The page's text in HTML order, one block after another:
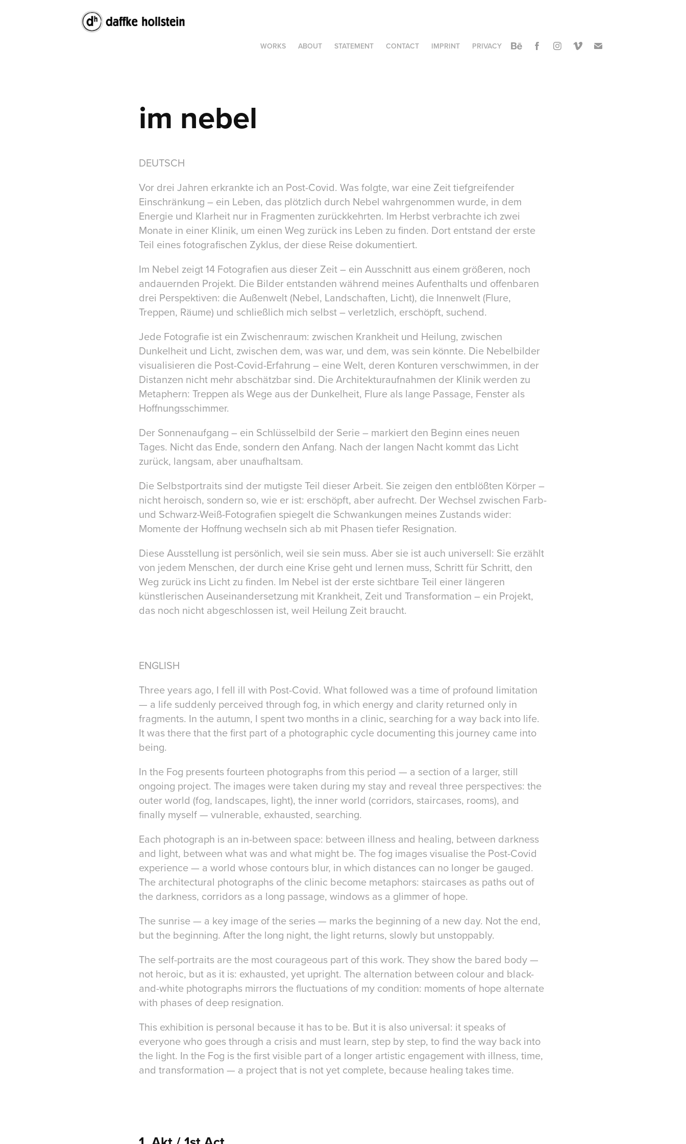
WORKS ABOUT STATEMENT CONTACT IMPRINT PRIVACY
im nebel
DEUTSCH
Vor drei Jahren erkrankte ich an Post-Covid. Was folgte, war eine Zeit tiefgreifender
Einschränkung – ein Leben, das plötzlich durch Nebel wahrgenommen wurde, in dem
Energie und Klarheit nur in Fragmenten zurückkehrten. Im Herbst verbrachte ich zwei
Monate in einer Klinik, um einen Weg zurück ins Leben zu finden. Dort entstand der erste
Teil eines fotografischen Zyklus, der diese Reise dokumentiert.
Im Nebel zeigt 14 Fotografien aus dieser Zeit – ein Ausschnitt aus einem größeren, noch
andauernden Projekt. Die Bilder entstanden während meines Aufenthalts und offenbaren
drei Perspektiven: die Außenwelt (Nebel, Landschaften, Licht), die Innenwelt (Flure,
Treppen, Räume) und schließlich mich selbst – verletzlich, erschöpft, suchend.
Jede Fotografie ist ein Zwischenraum: zwischen Krankheit und Heilung, zwischen
Dunkelheit und Licht, zwischen dem, was war, und dem, was sein könnte. Die Nebelbilder
visualisieren die Post-Covid-Erfahrung – eine Welt, deren Konturen verschwimmen, in der
Distanzen nicht mehr abschätzbar sind. Die Architekturaufnahmen der Klinik werden zu
Metaphern: Treppen als Wege aus der Dunkelheit, Flure als lange Passage, Fenster als
Hoffnungsschimmer.
Der Sonnenaufgang – ein Schlüsselbild der Serie – markiert den Beginn eines neuen
Tages. Nicht das Ende, sondern den Anfang. Nach der langen Nacht kommt das Licht
zurück, langsam, aber unaufhaltsam.
Die Selbstportraits sind der mutigste Teil dieser Arbeit. Sie zeigen den entblößten Körper –
nicht heroisch, sondern so, wie er ist: erschöpft, aber aufrecht. Der Wechsel zwischen Farb-
und Schwarz-Weiß-Fotografien spiegelt die Schwankungen meines Zustands wider:
Momente der Hoffnung wechseln sich ab mit Phasen tiefer Resignation.
Diese Ausstellung ist persönlich, weil sie sein muss. Aber sie ist auch universell: Sie erzählt
von jedem Menschen, der durch eine Krise geht und lernen muss, Schritt für Schritt, den
Weg zurück ins Licht zu finden. Im Nebel ist der erste sichtbare Teil einer längeren
künstlerischen Auseinandersetzung mit Krankheit, Zeit und Transformation – ein Projekt,
das noch nicht abgeschlossen ist, weil Heilung Zeit braucht.
ENGLISH
Three years ago, I fell ill with Post-Covid. What followed was a time of profound limitation
— a life suddenly perceived through fog, in which energy and clarity returned only in
fragments. In the autumn, I spent two months in a clinic, searching for a way back into life.
It was there that the first part of a photographic cycle documenting this journey came into
being.
In the Fog presents fourteen photographs from this period — a section of a larger, still
ongoing project. The images were taken during my stay and reveal three perspectives: the
outer world (fog, landscapes, light), the inner world (corridors, staircases, rooms), and
finally myself — vulnerable, exhausted, searching.
Each photograph is an in-between space: between illness and healing, between darkness
and light, between what was and what might be. The fog images visualise the Post-Covid
experience — a world whose contours blur, in which distances can no longer be gauged.
The architectural photographs of the clinic become metaphors: staircases as paths out of
the darkness, corridors as a long passage, windows as a glimmer of hope.
The sunrise — a key image of the series — marks the beginning of a new day. Not the end,
but the beginning. After the long night, the light returns, slowly but unstoppably.
The self-portraits are the most courageous part of this work. They show the bared body —
not heroic, but as it is: exhausted, yet upright. The alternation between colour and black-
and-white photographs mirrors the fluctuations of my condition: moments of hope alternate
with phases of deep resignation.
This exhibition is personal because it has to be. But it is also universal: it speaks of
everyone who goes through a crisis and must learn, step by step, to find the way back into
the light. In the Fog is the first visible part of a longer artistic engagement with illness, time,
and transformation — a project that is not yet complete, because healing takes time.